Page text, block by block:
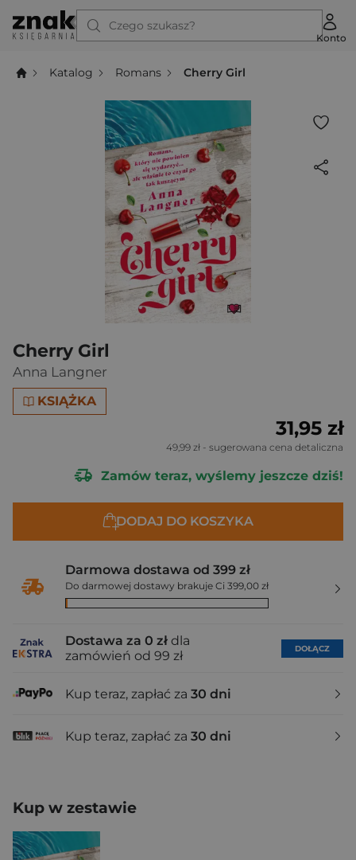
Czego szukasz?
Konto
Katalog Romans Cherry Girl
Cherry Girl
Anna Langner
KSIĄŻKA
31,95 zł
49,99 zł - sugerowana cena detaliczna
Zamów teraz, wyślemy jeszcze dziś!
DODAJ DO KOSZYKA
Darmowa dostawa od 399 zł
Do darmowej dostawy brakuje Ci 399,00 zł
Dostawa za 0 zł dla
zamówień od 99 zł
DOŁĄCZ
Kup teraz, zapłać za 30 dni
Kup teraz, zapłać za 30 dni
Kup w zestawie